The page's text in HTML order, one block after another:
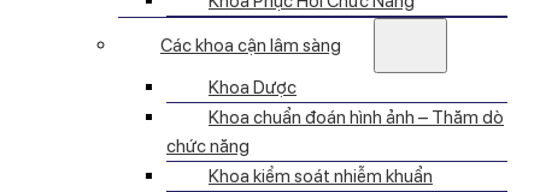
Các khoa cận lâm sàng
Khoa Dược
Khoa chuẩn đoán hình ảnh – Thăm dò
chức năng
Khoa kiểm soát nhiễm khuẩn